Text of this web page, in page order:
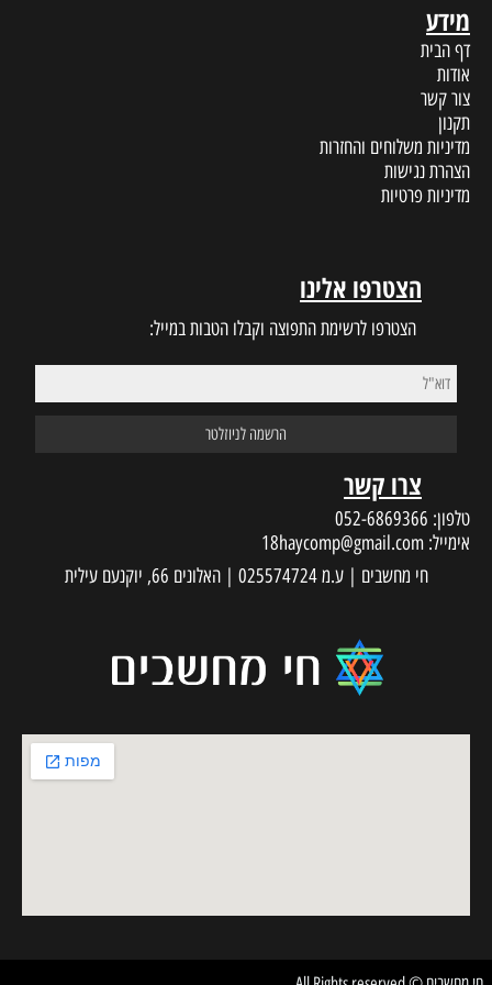
מידע
דף הבית
אודות
צור קשר
תקנון
מדיניות משלוחים והחזרות
הצהרת נגישות
מדיניות פרטיות
הצטרפו אלינו
הצטרפו לרשימת התפוצה וקבלו הטבות במייל:
צרו קשר
טלפון: 052-6869366
אימייל: 18haycomp@gmail.com
חי מחשבים | ע.מ 025574724 | האלונים 66, יוקנעם עילית